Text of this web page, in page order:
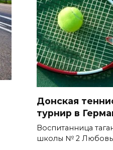
Донская
турнир в
Воспитанница
школы № 2 Любовь